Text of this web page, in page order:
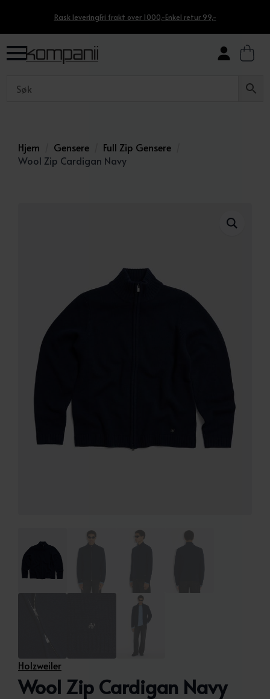
Rask leveringFri frakt over 1000,-Enkel retur 99,-
Hjem Gensere
Full Zip Gensere
Wool Zip Cardigan Navy
Holzweiler
Wool Zip Cardigan Navy